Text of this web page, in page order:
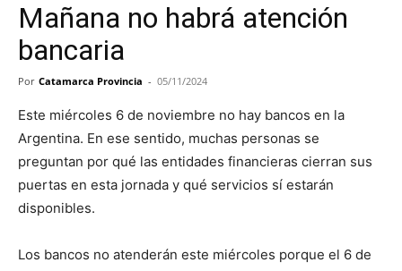
Mañana no habrá atención
bancaria
Por Catamarca Provincia - 05/11/2024
Este miércoles 6 de noviembre no hay bancos en la
Argentina. En ese sentido, muchas personas se
preguntan por qué las entidades financieras cierran sus
puertas en esta jornada y qué servicios sí estarán
disponibles.
Los bancos no atenderán este miércoles porque el 6 de